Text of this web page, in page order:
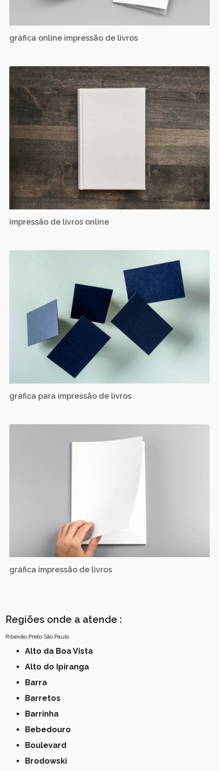
gráfica online impressão de livros
impressão de livros online
gráfica para impressão de livros
gráfica impressão de livros
Regiões onde a atende :
Ribeirão Preto São Paulo
Alto da Boa Vista
Alto do Ipiranga
Barra
Barretos
Barrinha
Bebedouro
Boulevard
Brodowski